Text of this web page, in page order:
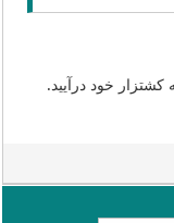
کشتزار خود درآیید.